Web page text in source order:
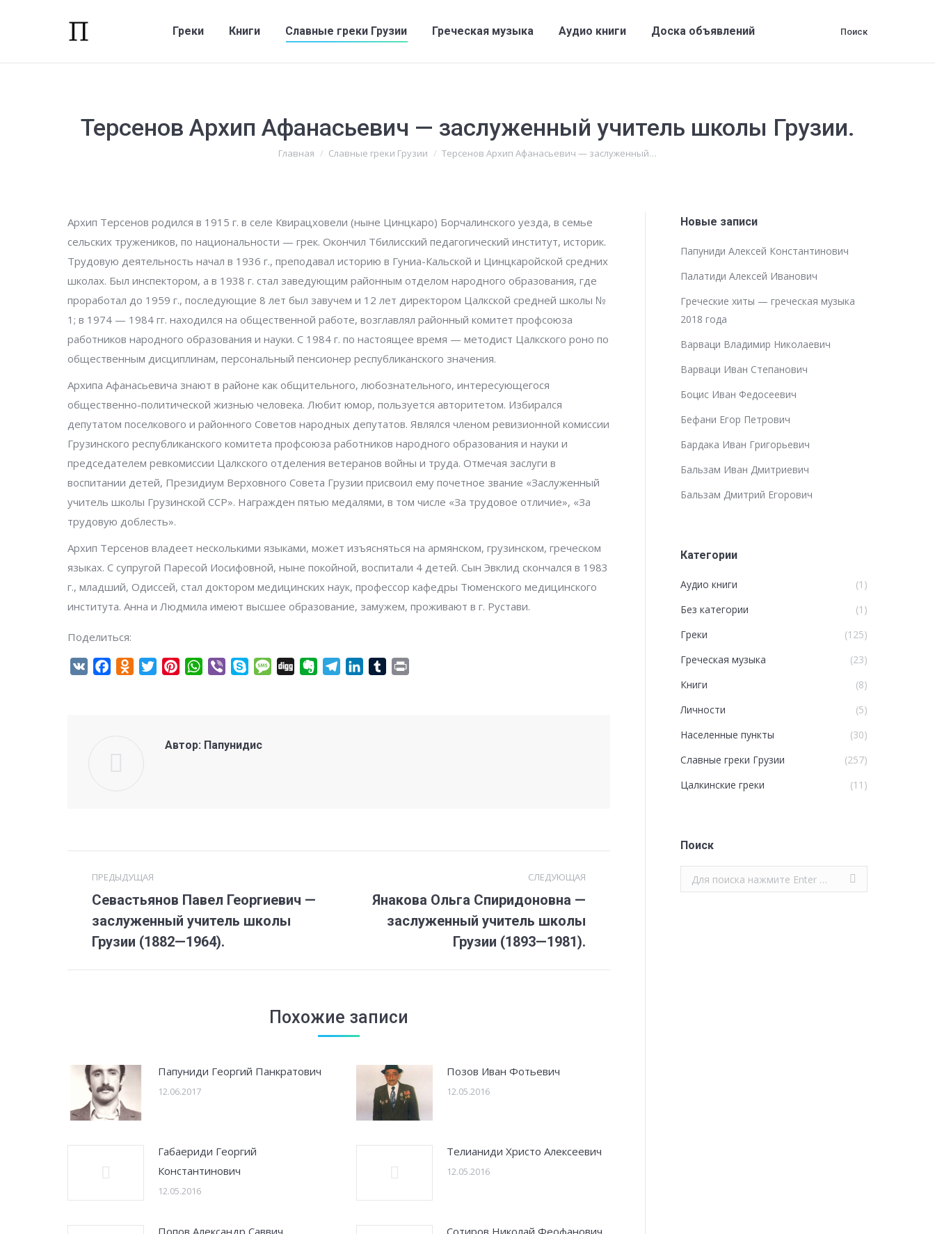
Греки Книги Славные греки Грузии Греческая музыка Аудио книги Доска объявлений Поиск:
Поиск
Терсенов Архип Афанасьевич — заслуженный учитель школы Грузии.
Вы здесь:
Главная Славные греки Грузии Терсенов Архип Афанасьевич — заслуженный…
Архип Терсенов родился в 1915 г. в селе Квирацховели (ныне Цинцкаро) Борчалинского уезда, в семье
сельских тружеников, по национальности — грек. Окончил Тбилисский педагогический институт, историк.
Трудовую деятельность начал в 1936 г., преподавал историю в Гуниа-Кальской и Цинцкаройской средних
школах. Был инспектором, а в 1938 г. стал заведующим районным отделом народного образования, где
проработал до 1959 г., последующие 8 лет был завучем и 12 лет директором Цалкской средней школы №
1; в 1974 — 1984 гг. находился на общественной работе, возглавлял районный комитет профсоюза
работников народного образования и науки. С 1984 г. по настоящее время — методист Цалкского роно по
общественным дисциплинам, персональный пенсионер республиканского значения.
Архипа Афанасьевича знают в районе как общительного, любознательного, интересующегося
общественно-политической жизнью человека. Любит юмор, пользуется авторитетом. Избирался
депутатом поселкового и районного Советов народных депутатов. Являлся членом ревизионной комиссии
Грузинского республиканского комитета профсоюза работников народного образования и науки и
председателем ревкомиссии Цалкского отделения ветеранов войны и труда. Отмечая заслуги в
воспитании детей, Президиум Верховного Совета Грузии присвоил ему почетное звание «Заслуженный
учитель школы Грузинской ССР». Награжден пятью медалями, в том числе «За трудовое отличие», «За
трудовую доблесть».
Архип Терсенов владеет несколькими языками, может изъясняться на армянском, грузинском, греческом
языках. С супругой Паресой Иосифовной, ныне покойной, воспитали 4 детей. Сын Эвклид скончался в 1983
г., младший, Одиссей, стал доктором медицинских наук, профессор кафедры Тюменского медицинского
института. Анна и Людмила имеют высшее образование, замужем, проживают в г. Рустави.
Поделиться:
VK FacebookOdnoklassniki
TwitterPinterestWhatsApp
Viber SkypeMessage
Digg EvernoteTelegramLinkedInTumblr
Автор: Папунидис
по
записям
ПРЕДЫДУЩАЯ
Предыдущая
запись:
Севастьянов Павел Георгиевич —
заслуженный учитель школы
Грузии (1882—1964).
СЛЕДУЮЩАЯ
Следующая
Янакова Ольга Спиридоновна —
заслуженный учитель школы
Грузии (1893—1981).
Похожие записи
Папуниди Георгий Панкратович
12.06.2017
Позов Иван Фотьевич
12.05.2016
Габаериди Георгий
Константинович
12.05.2016
Телианиди Христо Алексеевич
12.05.2016
Попов Александр Саввич Сотиров Николай Феофанович
Новые записи
Папуниди Алексей Константинович
Палатиди Алексей Иванович
Греческие хиты — греческая музыка
2018 года
Варваци Владимир Николаевич
Варваци Иван Степанович
Боцис Иван Федосеевич
Бефани Егор Петрович
Бардака Иван Григорьевич
Бальзам Иван Дмитриевич
Бальзам Дмитрий Егорович
Категории
Аудио книги
(1)
Без категории
(1)
Греки
(125)
Греческая музыка
(23)
Книги
(8)
Личности
(5)
Населенные пункты
(30)
Славные греки Грузии
(257)
Цалкинские греки
(11)
Поиск
Поиск: